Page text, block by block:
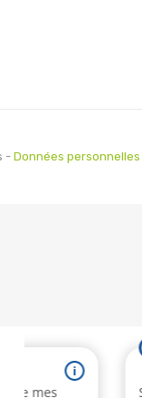
- Données personnelles